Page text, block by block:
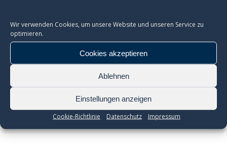
Wir verwenden Cookies, um unsere Website und unseren Service zu
optimieren.
Cookies akzeptieren
Ablehnen
Einstellungen anzeigen
Cookie-Richtlinie Datenschutz Impressum